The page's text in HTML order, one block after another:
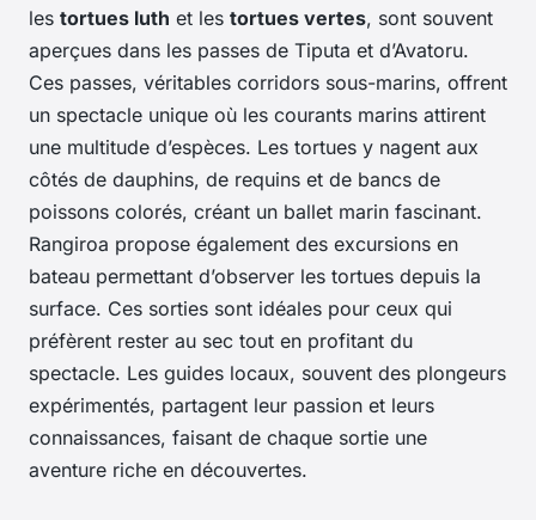
les tortues luth et les tortues vertes, sont souvent
aperçues dans les passes de Tiputa et d’Avatoru.
Ces passes, véritables corridors sous-marins, offrent
un spectacle unique où les courants marins attirent
une multitude d’espèces. Les tortues y nagent aux
côtés de dauphins, de requins et de bancs de
poissons colorés, créant un ballet marin fascinant.
Rangiroa propose également des excursions en
bateau permettant d’observer les tortues depuis la
surface. Ces sorties sont idéales pour ceux qui
préfèrent rester au sec tout en profitant du
spectacle. Les guides locaux, souvent des plongeurs
expérimentés, partagent leur passion et leurs
connaissances, faisant de chaque sortie une
aventure riche en découvertes.